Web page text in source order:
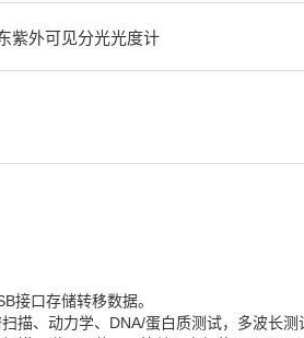
接口存储转移数据。
描、动力学、DNA/蛋白质测试，多波长测